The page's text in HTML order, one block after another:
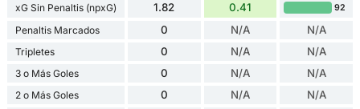
xG Sin Penaltis (npxG) 1.82 0.41 92
Penaltis Marcados 0 N/A N/A
Tripletes 0 N/A N/A
3 o Más Goles 0 N/A N/A
2 o Más Goles 0 N/A N/A